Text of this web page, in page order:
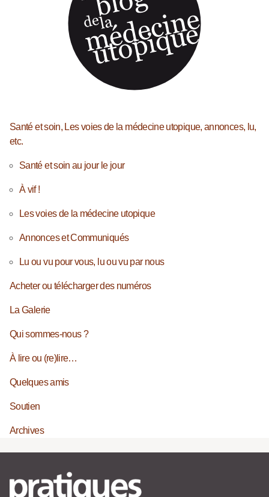
Santé et soin, Les voies de la médecine utopique, annonces, lu,
etc.
Santé et soin au jour le jour
À vif !
Les voies de la médecine utopique
Annonces et Communiqués
Lu ou vu pour vous, lu ou vu par nous
Acheter ou télécharger des numéros
La Galerie
Qui sommes-nous ?
À lire ou (re)lire…
Quelques amis
Soutien
Archives